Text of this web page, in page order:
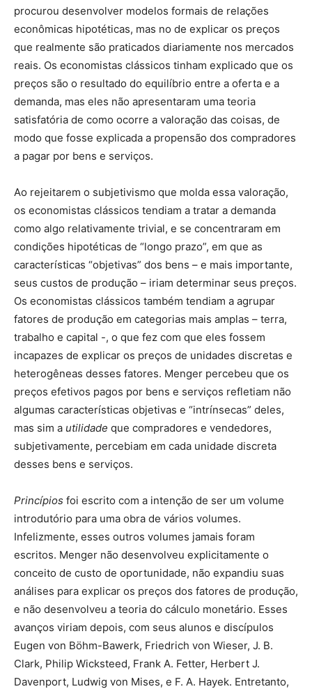
procurou desenvolver modelos formais de relações
econômicas hipotéticas, mas no de explicar os preços
que realmente são praticados diariamente nos mercados
reais. Os economistas clássicos tinham explicado que os
preços são o resultado do equilíbrio entre a oferta e a
demanda, mas eles não apresentaram uma teoria
satisfatória de como ocorre a valoração das coisas, de
modo que fosse explicada a propensão dos compradores
a pagar por bens e serviços.
Ao rejeitarem o subjetivismo que molda essa valoração,
os economistas clássicos tendiam a tratar a demanda
como algo relativamente trivial, e se concentraram em
condições hipotéticas de “longo prazo”, em que as
características “objetivas” dos bens – e mais importante,
seus custos de produção – iriam determinar seus preços.
Os economistas clássicos também tendiam a agrupar
fatores de produção em categorias mais amplas – terra,
trabalho e capital -, o que fez com que eles fossem
incapazes de explicar os preços de unidades discretas e
heterogêneas desses fatores. Menger percebeu que os
preços efetivos pagos por bens e serviços refletiam não
algumas características objetivas e “intrínsecas” deles,
mas sim a utilidade que compradores e vendedores,
subjetivamente, percebiam em cada unidade discreta
desses bens e serviços.
Princípios foi escrito com a intenção de ser um volume
introdutório para uma obra de vários volumes.
Infelizmente, esses outros volumes jamais foram
escritos. Menger não desenvolveu explicitamente o
conceito de custo de oportunidade, não expandiu suas
análises para explicar os preços dos fatores de produção,
e não desenvolveu a teoria do cálculo monetário. Esses
avanços viriam depois, com seus alunos e discípulos
Eugen von Böhm-Bawerk, Friedrich von Wieser, J. B.
Clark, Philip Wicksteed, Frank A. Fetter, Herbert J.
Davenport, Ludwig von Mises, e F. A. Hayek. Entretanto,